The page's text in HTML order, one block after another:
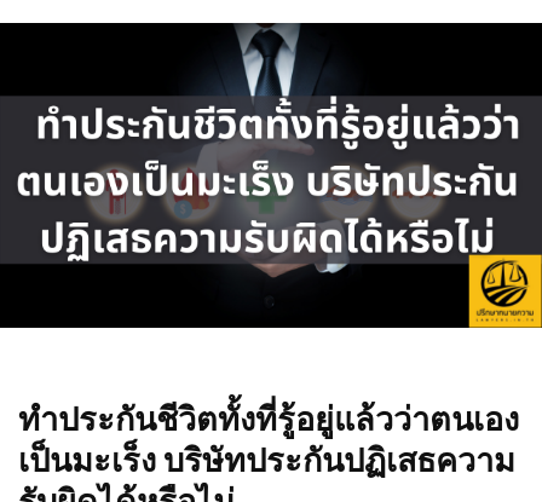
ทำประกันชีวิตทั้งที่รู้อยู่แล้วว่าตนเอง
เป็นมะเร็ง บริษัทประกันปฏิเสธความ